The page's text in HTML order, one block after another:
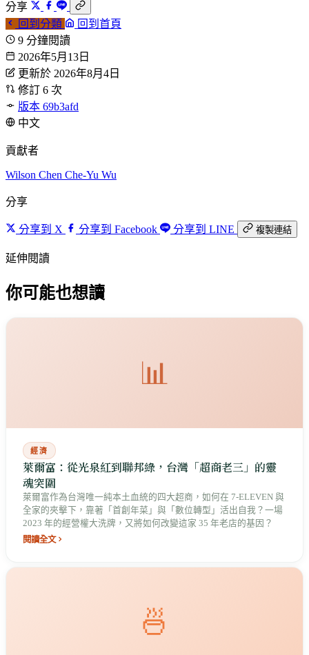
分享
回到分類
回到首頁
9 分鐘閱讀
2026年5月13日
更新於 2026年8月4日
修訂 6 次
版本 69b3afd
中文
貢獻者
Wilson Chen Che-Yu Wu
分享
分享到 X 分享到 Facebook 分享到 LINE 複製連結
延伸閱讀
你可能也想讀
📊
經濟
萊爾富：從光泉紅到聯邦綠，台灣「超商老三」的靈
魂突圍
萊爾富作為台灣唯一純本土血統的四大超商，如何在 7-ELEVEN 與
全家的夾擊下，靠著「首創年菜」與「數位轉型」活出自我？一場
2023 年的經營權大洗牌，又將如何改變這家 35 年老店的基因？
閱讀全文
🍜